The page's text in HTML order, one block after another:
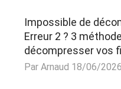
Impossible de
Erreur 2 ? 3
décompresser vos
Par Arnaud 18/06/2026